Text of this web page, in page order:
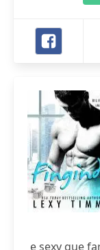
e sexy que